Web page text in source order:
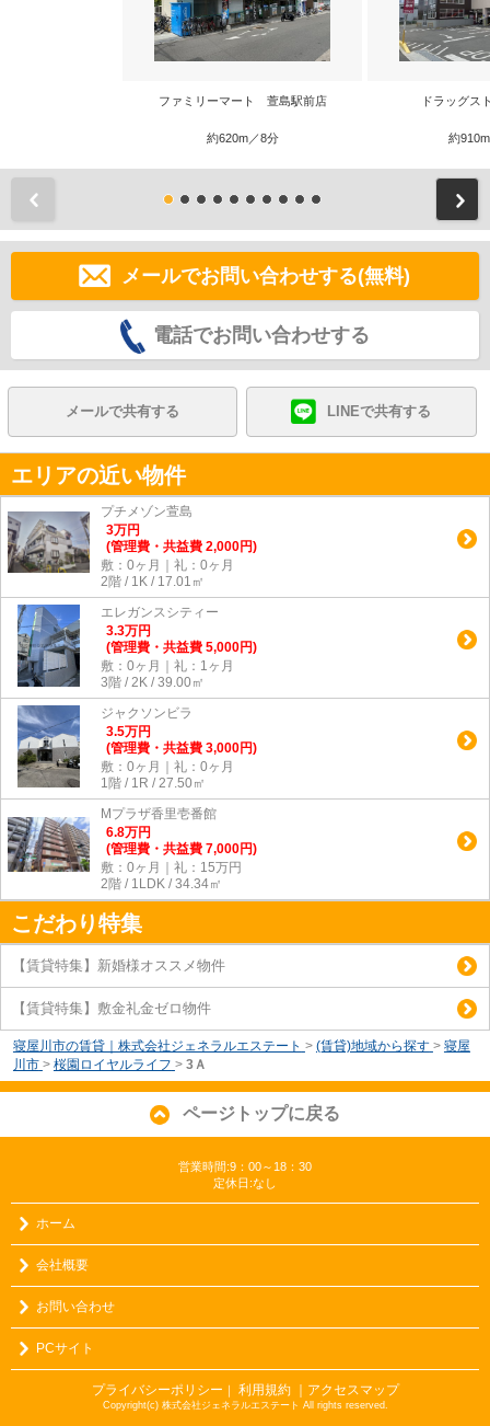
ファミリーマート 萱島駅前店
約620m／8分
ドラッグス
約
メールでお問い合わせする(無料)
電話でお問い合わせする
メールで共有する LINEで共有する
エリアの近い物件
プチメゾン萱島
3万円
(管理費・共益費 2,000円)
敷：0ヶ月｜礼：0ヶ月
2階 / 1K / 17.01㎡
エレガンスシティー
3.3万円
(管理費・共益費 5,000円)
敷：0ヶ月｜礼：1ヶ月
3階 / 2K / 39.00㎡
ジャクソンビラ
3.5万円
(管理費・共益費 3,000円)
敷：0ヶ月｜礼：0ヶ月
1階 / 1R / 27.50㎡
Mプラザ香里壱番館
6.8万円
(管理費・共益費 7,000円)
敷：0ヶ月｜礼：15万円
2階 / 1LDK / 34.34㎡
こだわり特集
【賃貸特集】新婚様オススメ物件
【賃貸特集】敷金礼金ゼロ物件
寝屋川市の賃貸｜株式会社ジェネラルエステート > (賃貸)地域から探す > 寝屋
川市 > 桜園ロイヤルライフ > 3Ａ
ページトップに戻る
営業時間:9：00～18：30
定休日:なし
ホーム
会社概要
お問い合わせ
PCサイト
プライバシーポリシー ｜ 利用規約 ｜アクセスマップ
Copyright(c) 株式会社ジェネラルエステート All rights reserved.